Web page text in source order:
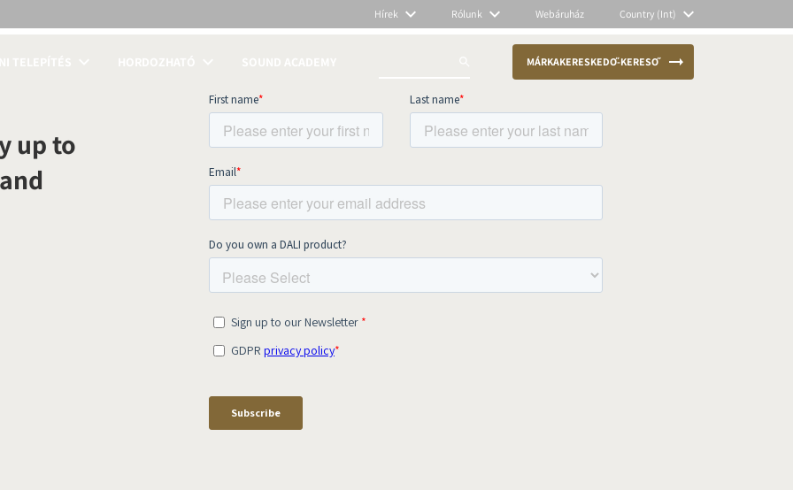
Hírek Rólunk Webáruház Country (Int)
MÁRKAKERESKEDŐ-KERESŐ
up to